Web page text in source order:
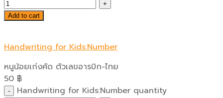
Add to cart
Handwriting for Kids:Number
หนูน้อยเก่งคัด ตัวเลขอารบิก-ไทย
50 ฿
Handwriting for Kids:Number quantity